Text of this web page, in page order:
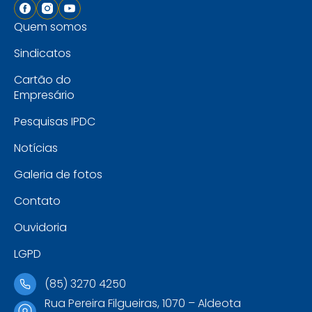
Quem somos
Sindicatos
Cartão do
Empresário
Pesquisas IPDC
Notícias
Galeria de fotos
Contato
Ouvidoria
LGPD
(85) 3270 4250
Rua Pereira Filgueiras, 1070 – Aldeota